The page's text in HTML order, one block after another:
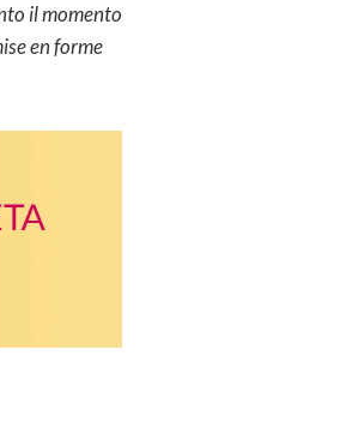
il momento
en forme